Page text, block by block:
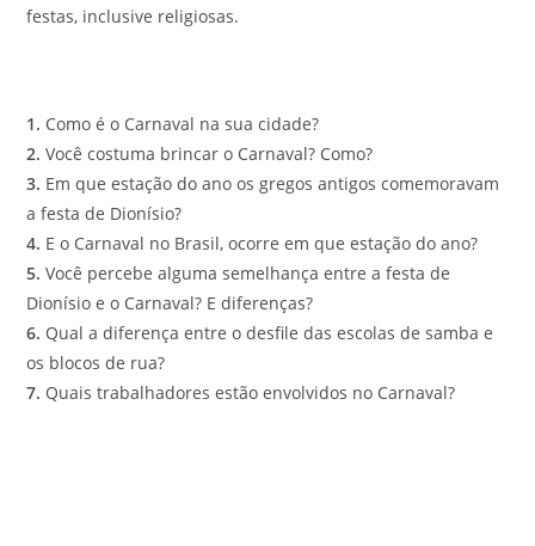
festas, inclusive religiosas.
1. Como é o Carnaval na sua cidade?
2. Você costuma brincar o Carnaval? Como?
3. Em que estação do ano os gregos antigos comemoravam
a festa de Dionísio?
4. E o Carnaval no Brasil, ocorre em que estação do ano?
5. Você percebe alguma semelhança entre a festa de
Dionísio e o Carnaval? E diferenças?
6. Qual a diferença entre o desfile das escolas de samba e
os blocos de rua?
7. Quais trabalhadores estão envolvidos no Carnaval?